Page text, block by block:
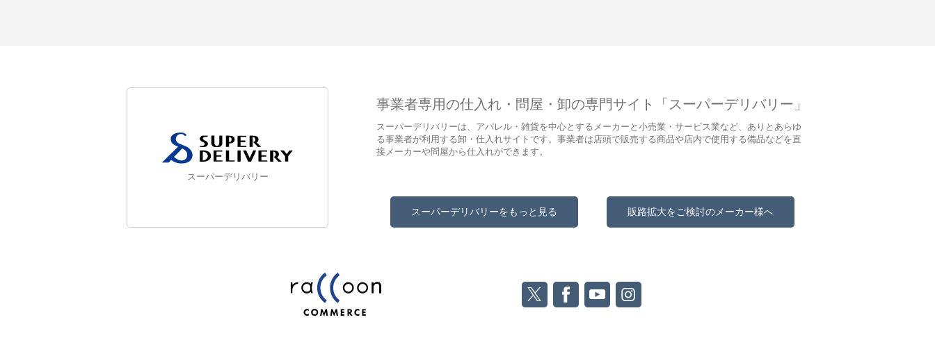
スーパーデリバリー
事業者専用の仕入れ・問屋・卸の専門サイト「スーパーデリバリー」
スーパーデリバリーは、アパレル・雑貨を中心とするメーカーと小売業・サービス業など、ありとあらゆ
る事業者が利用する卸・仕入れサイトです。事業者は店頭で販売する商品や店内で使用する備品などを直
接メーカーや問屋から仕入れができます。
スーパーデリバリーをもっと見る 販路拡大をご検討のメーカー様へ